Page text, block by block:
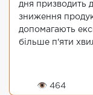
дня призводить
зниження
допомагають
більше п'яти
👁 464